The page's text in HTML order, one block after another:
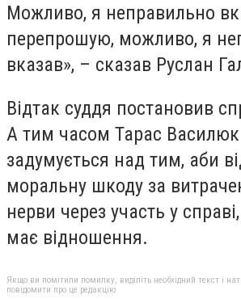
Можливо, я неправильно
перепрошую, можливо, я
вказав», – сказав Руслан
Відтак суддя постановив
А тим часом Тарас
задумується над тим, аби
моральну шкоду за
нерви через участь у
має відношення.
Якщо ви помітили помилку, виділіть необхідний текст і
повідомити про це редакцію